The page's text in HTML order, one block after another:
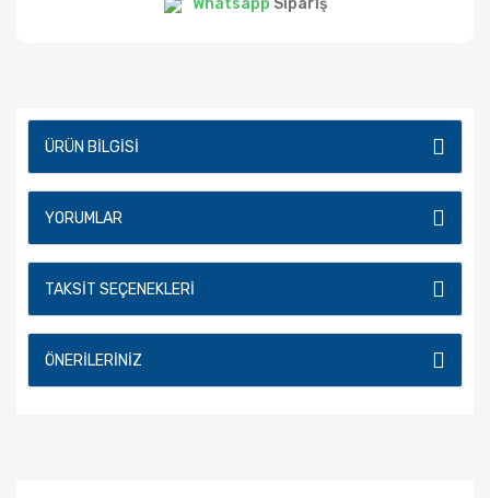
Whatsapp Sipariş
ÜRÜN BILGISI
YORUMLAR
TAKSIT SEÇENEKLERI
ÖNERILERINIZ